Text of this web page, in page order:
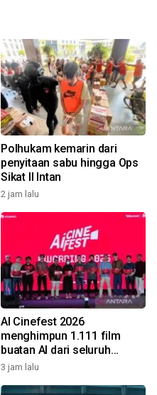
Polhukam kemarin dari
penyitaan sabu hingga Ops
Sikat II Intan
2 jam lalu
AI Cinefest 2026
menghimpun 1.111 film
buatan AI dari seluruh
Indonesia
3 jam lalu